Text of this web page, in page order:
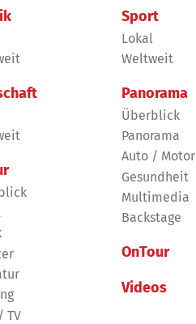
TV
Sport
Lokal
Weltweit
Panorama
Überblick
Panorama
Auto / Motor
Gesundheit
Multimedia
Backstage
OnTour
Videos